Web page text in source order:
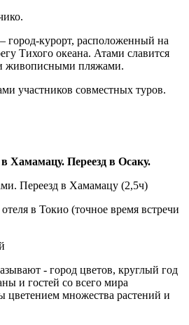
город-курорт, расположенный на
Тихого океана. Атами славится
живописными пляжами.
участников совместных туров.
Хамамацу. Переезд в Осаку.
Переезд в Хамамацу (2,5ч)
в Токио (точное время встречи
- город цветов, круглый год
и гостей со всего мира
цветением множества растений и